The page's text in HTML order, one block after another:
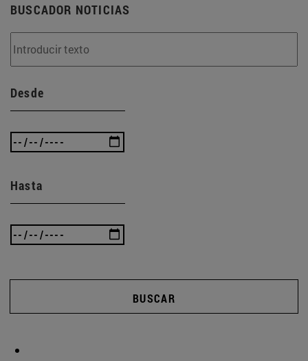
BUSCADOR NOTICIAS
Desde
Hasta
BUSCAR